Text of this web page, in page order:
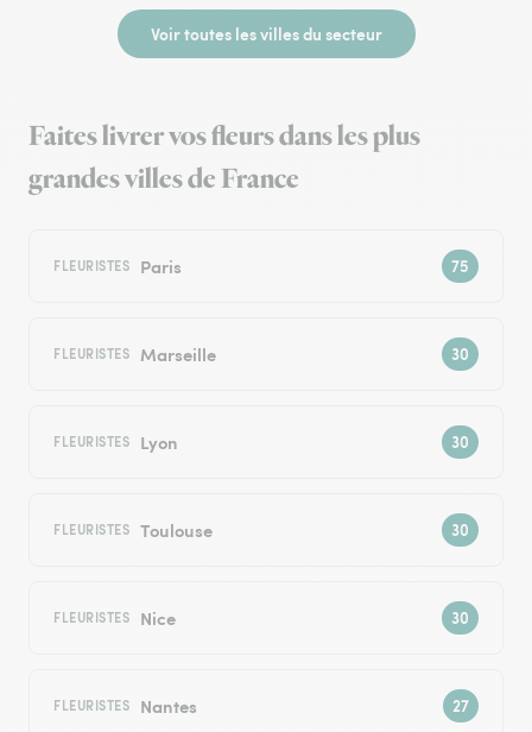
Voir toutes les villes du secteur
Faites livrer vos fleurs dans les plus
grandes villes de France
FLEURISTES Paris
FLEURISTES Marseille
FLEURISTES Lyon
FLEURISTES Toulouse
FLEURISTES Nice
FLEURISTES Nantes